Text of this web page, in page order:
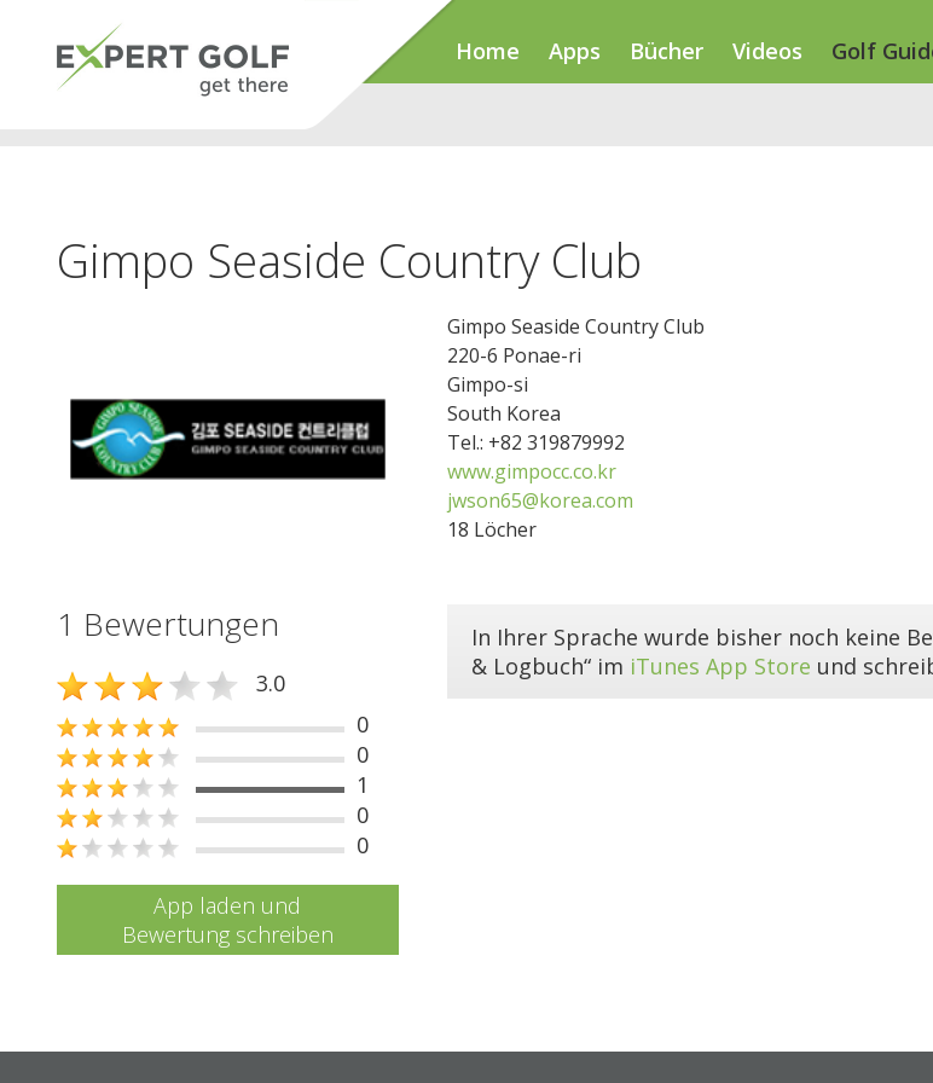
Home Apps Bücher Videos Golf
Gimpo Seaside Country Club
Gimpo Seaside Country Club
220-6 Ponae-ri
Gimpo-si
South Korea
Tel.: +82 319879992
www.gimpocc.co.kr
jwson65@korea.com
18 Löcher
1 Bewertungen
3.0
0
0
1
0
0
App laden und
Bewertung schreiben
In Ihrer Sprache wurde bisher noch keine
& Logbuch“ im iTunes App Store und